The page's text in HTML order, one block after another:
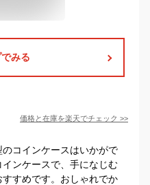
みる
価格と在庫を楽天でチェック >>
コインケースはいかがで
ンケースで、手になじむ
すめです。おしゃれでか